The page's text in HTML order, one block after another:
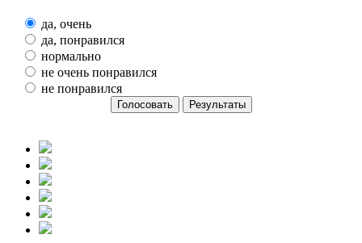
да, очень
да, понравился
нормально
не очень понравился
не понравился